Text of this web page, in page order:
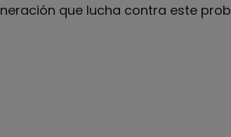
que lucha contra este